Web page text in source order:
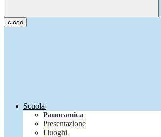
close
Scuola
Panoramica
Presentazione
I luoghi